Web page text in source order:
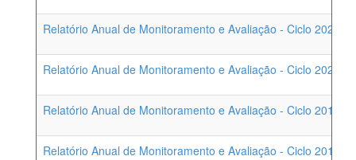
Relatório Anual de Monitoramento e Avaliação - Ciclo 2021
Relatório Anual de Monitoramento e Avaliação - Ciclo 2020
Relatório Anual de Monitoramento e Avaliação - Ciclo 2019
Relatório Anual de Monitoramento e Avaliação - Ciclo 2018